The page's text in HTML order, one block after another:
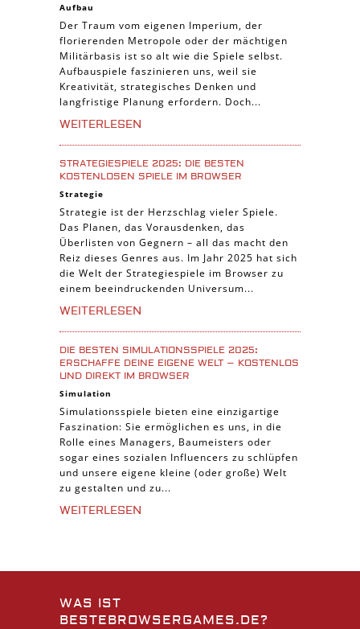
Aufbau
Der Traum vom eigenen Imperium, der
florierenden Metropole oder der mächtigen
Militärbasis ist so alt wie die Spiele selbst.
Aufbauspiele faszinieren uns, weil sie
Kreativität, strategisches Denken und
langfristige Planung erfordern. Doch...
WEITERLESEN
STRATEGIESPIELE 2025: DIE BESTEN
KOSTENLOSEN SPIELE IM BROWSER
Strategie
Strategie ist der Herzschlag vieler Spiele.
Das Planen, das Vorausdenken, das
Überlisten von Gegnern – all das macht den
Reiz dieses Genres aus. Im Jahr 2025 hat sich
die Welt der Strategiespiele im Browser zu
einem beeindruckenden Universum...
WEITERLESEN
DIE BESTEN SIMULATIONSSPIELE 2025:
ERSCHAFFE DEINE EIGENE WELT – KOSTENLOS
UND DIREKT IM BROWSER
Simulation
Simulationsspiele bieten eine einzigartige
Faszination: Sie ermöglichen es uns, in die
Rolle eines Managers, Baumeisters oder
sogar eines sozialen Influencers zu schlüpfen
und unsere eigene kleine (oder große) Welt
zu gestalten und zu...
WEITERLESEN
WAS IST
BESTEBROWSERGAMES.DE?